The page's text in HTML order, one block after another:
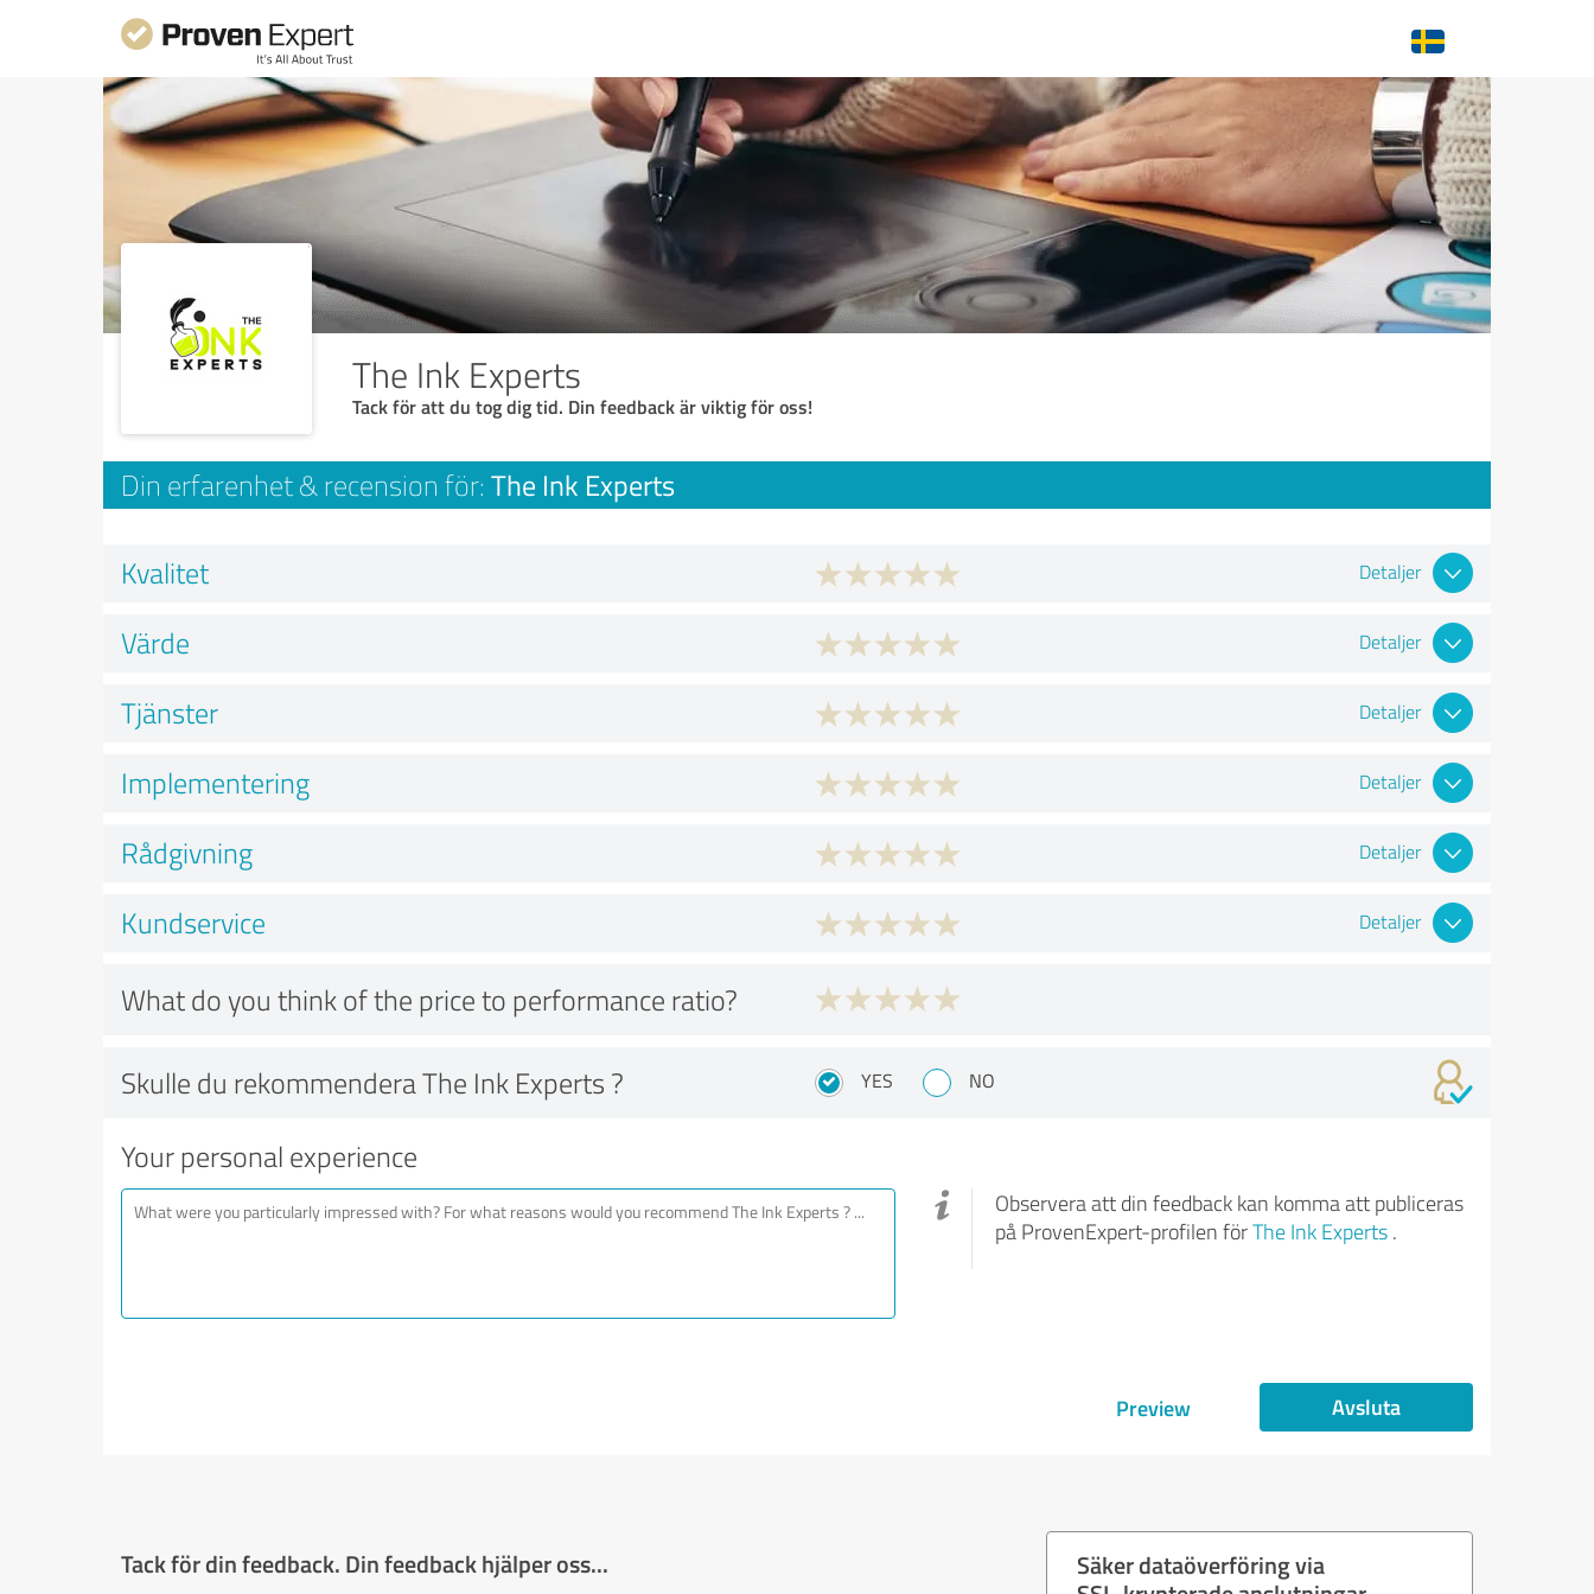
The Ink Experts
Tack för att du tog dig tid. Din feedback är viktig för oss!
Din erfarenhet & recension för: The Ink Experts
Kvalitet Detaljer
Värde Detaljer
Tjänster Detaljer
Implementering Detaljer
Rådgivning Detaljer
Kundservice Detaljer
What do you think of the price to performance ratio?
Skulle du rekommendera The Ink Experts ? YES NO
Your personal experience
Observera att din feedback kan komma att publiceras
på ProvenExpert-profilen förThe Ink Experts.
Preview Avsluta
Tack för din feedback. Din feedback hjälper oss...
Säker dataöverföring via